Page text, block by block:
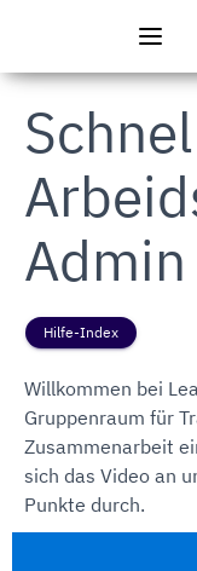
Menü
Admin
Hilfe-Index
Willkommen bei
Gruppenraum für
Zusammenarbeit
sich das Video an
Punkte durch.